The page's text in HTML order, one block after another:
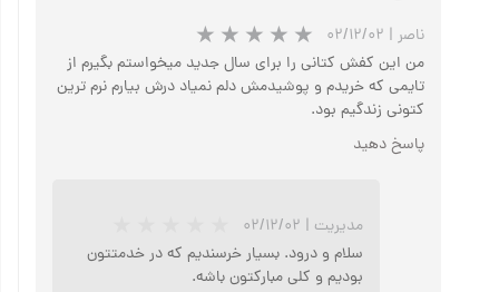
ناصر | ۰۲/۱۲/۰۲
من این کفش کتانی را برای سال جدید میخواستم بگیرم از
تایمی که خریدم و پوشیدمش دلم نمیاد درش بیارم نرم ترین
کتونی زندگیم بود.
پاسخ دهید
مدیریت | ۰۲/۱۲/۰۲
سلام و درود. بسیار خرسندیم که در خدمتتون
بودیم و کلی مبارکتون باشه.